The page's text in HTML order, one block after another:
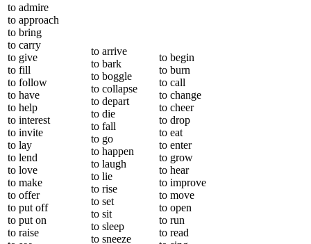
to admire
to approach
to bring
to carry
to give
to fill
to follow
to have
to help
to interest
to invite
to lay
to lend
to love
to make
to offer
to put off
to put on
to raise
to arrive
to bark
to boggle
to collapse
to depart
to die
to fall
to go
to happen
to laugh
to lie
to rise
to set
to sit
to sleep
to sneeze
to begin
to burn
to call
to change
to cheer
to drop
to eat
to enter
to grow
to hear
to improve
to move
to open
to run
to read